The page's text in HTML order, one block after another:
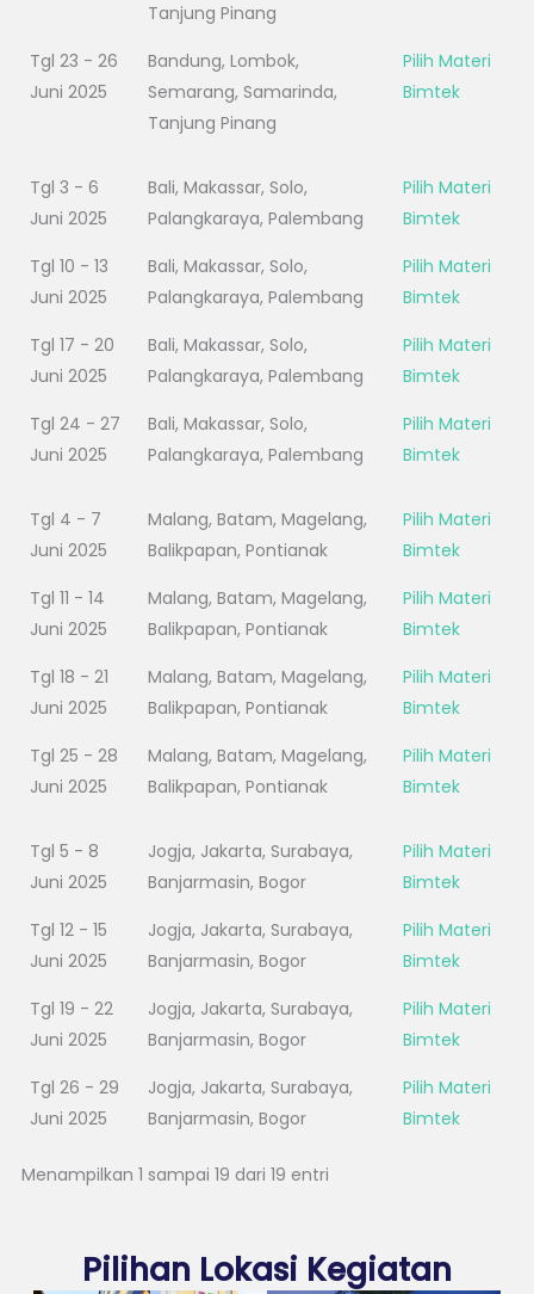
Tanjung Pinang
Tgl 23 - 26
Juni 2025
Bandung, Lombok,
Semarang, Samarinda,
Tanjung Pinang
Pilih Materi
Bimtek
Tgl 3 - 6
Juni 2025
Bali, Makassar, Solo,
Palangkaraya, Palembang
Pilih Materi
Bimtek
Tgl 10 - 13
Juni 2025
Bali, Makassar, Solo,
Palangkaraya, Palembang
Pilih Materi
Bimtek
Tgl 17 - 20
Juni 2025
Bali, Makassar, Solo,
Palangkaraya, Palembang
Pilih Materi
Bimtek
Tgl 24 - 27
Juni 2025
Bali, Makassar, Solo,
Palangkaraya, Palembang
Pilih Materi
Bimtek
Tgl 4 - 7
Juni 2025
Malang, Batam, Magelang,
Balikpapan, Pontianak
Pilih Materi
Bimtek
Tgl 11 - 14
Juni 2025
Malang, Batam, Magelang,
Balikpapan, Pontianak
Pilih Materi
Bimtek
Tgl 18 - 21
Juni 2025
Malang, Batam, Magelang,
Balikpapan, Pontianak
Pilih Materi
Bimtek
Tgl 25 - 28
Juni 2025
Malang, Batam, Magelang,
Balikpapan, Pontianak
Pilih Materi
Bimtek
Tgl 5 - 8
Juni 2025
Jogja, Jakarta, Surabaya,
Banjarmasin, Bogor
Pilih Materi
Bimtek
Tgl 12 - 15
Juni 2025
Jogja, Jakarta, Surabaya,
Banjarmasin, Bogor
Pilih Materi
Bimtek
Tgl 19 - 22
Juni 2025
Jogja, Jakarta, Surabaya,
Banjarmasin, Bogor
Pilih Materi
Bimtek
Tgl 26 - 29
Juni 2025
Jogja, Jakarta, Surabaya,
Banjarmasin, Bogor
Pilih Materi
Bimtek
Menampilkan 1 sampai 19 dari 19 entri
Pilihan Lokasi Kegiatan